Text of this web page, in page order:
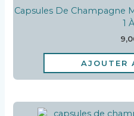
Capsules De Champagne
1
AJOUTER